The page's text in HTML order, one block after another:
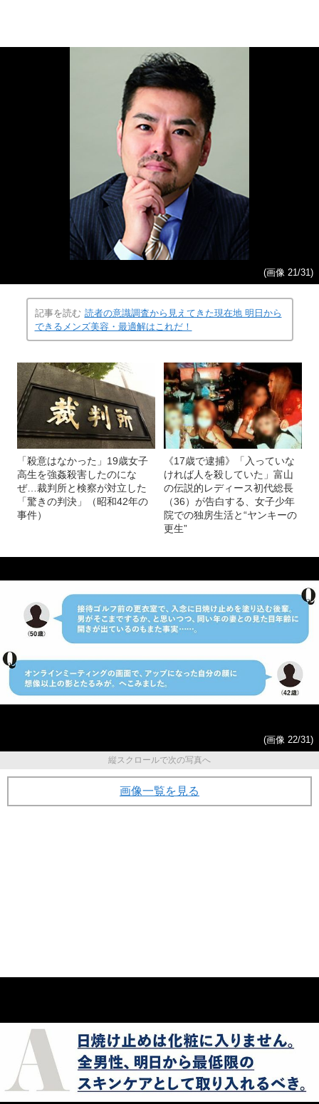
(画像 21/31)
記事を読む 読者の意識調査から見えてきた現在地 明日から
できるメンズ美容・最適解はこれだ！
「殺意はなかった」19歳女子
高生を強姦殺害したのにな
ぜ…裁判所と検察が対立した
「驚きの判決」（昭和42年の
事件）
《17歳で逮捕》「入っていな
ければ人を殺していた」富山
の伝説的レディース初代総長
（36）が告白する、女子少年
院での独房生活と“ヤンキーの
更生”
(画像 22/31)
縦スクロールで次の写真へ
画像一覧を見る